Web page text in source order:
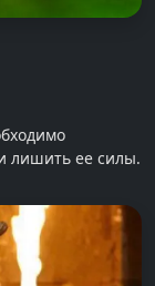
лишить ее силы.